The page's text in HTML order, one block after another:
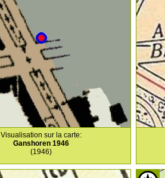
Visualisation sur la carte:
Ganshoren 1946
(1946)